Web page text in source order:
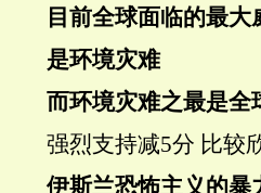
目前全球面临的最大
是环境灾难
而环境灾难之最是全
强烈支持减5分 比较
伊斯兰恐怖主义的暴